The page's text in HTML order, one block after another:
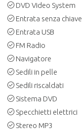
DVD Video System
Entrata senza chiave
Entrata USB
FM Radio
Navigatore
Sedili in pelle
Sedili riscaldati
Sistema DVD
Specchietti elettrici
Stereo MP3